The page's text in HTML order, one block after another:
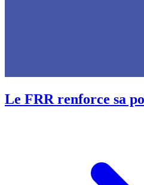
Le FRR renforce sa